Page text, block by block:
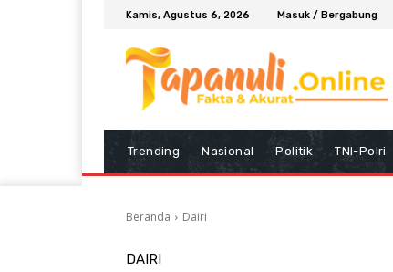
Kamis, Agustus 6, 2026 Masuk / Bergabung
Trending Nasional Politik TNI-Polri
Beranda Dairi
DAIRI